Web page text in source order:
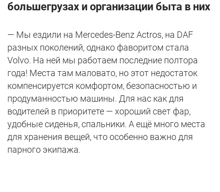
большегрузах и организации быта в них
— Мы ездили на Mercedes-Benz Actros, на DAF
разных поколений, однако фаворитом стала
Volvo. На ней мы работаем последние полтора
года! Места там маловато, но этот недостаток
компенсируется комфортом, безопасностью и
продуманностью машины. Для нас как для
водителей в приоритете — хороший свет фар,
удобные сиденья, спальники. А ещё много места
для хранения вещей, что особенно важно для
парного экипажа.